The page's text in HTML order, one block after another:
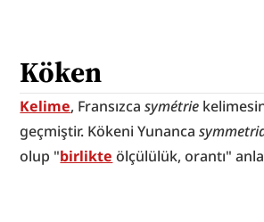
Köken
Kelime, Fransızca symétrie
geçmiştir. Kökeni Yunanca
olup "birlikte ölçülülük, orantı"